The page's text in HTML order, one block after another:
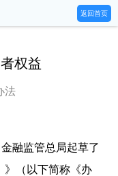
返回首页
权益
法
融监管总局起草了
》（以下简称《办